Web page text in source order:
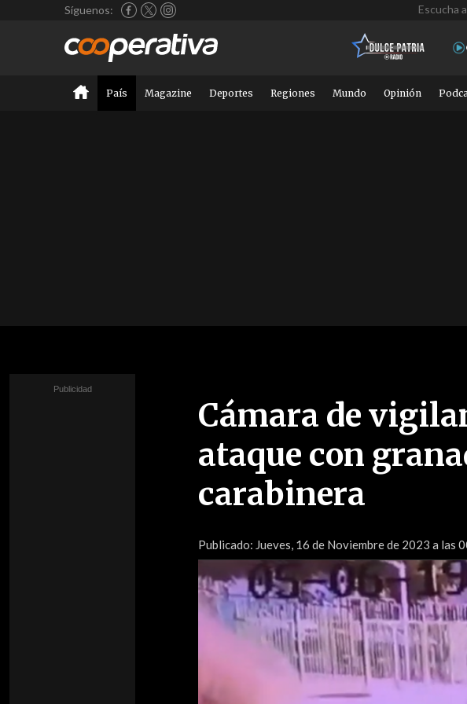
Síguenos: Escucha
País Magazine Deportes Regiones Mundo Opinión
Cámara de
ataque con
carabinera
Publicado: Jueves, 16 de Noviembre de 2023 a las